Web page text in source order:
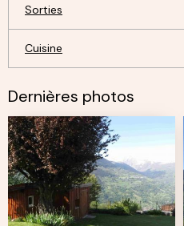
Sorties
Cuisine
Dernières photos